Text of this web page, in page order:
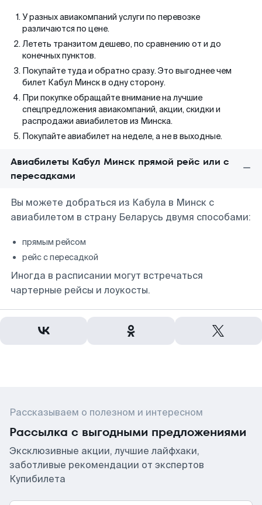
У разных авиакомпаний услуги по перевозке
различаются по цене.
Лететь транзитом дешево, по сравнению от и до
конечных пунктов.
Покупайте туда и обратно сразу. Это выгоднее чем
билет Кабул Минск в одну сторону.
При покупке обращайте внимание на лучшие
спецпредложения авиакомпаний, акции, скидки и
распродажи авиабилетов из Минска.
Покупайте авиабилет на неделе, а не в выходные.
Авиабилеты Кабул Минск прямой рейс или с
пересадками
Вы можете добраться из Кабула в Минск с
авиабилетом в страну Беларусь двумя способами:
прямым рейсом
рейс с пересадкой
Иногда в расписании могут встречаться
чартерные рейсы и лоукосты.
Рассказываем о полезном и интересном
Рассылка с выгодными предложениями
Эксклюзивные акции, лучшие лайфхаки,
заботливые рекомендации от экспертов
Купибилета